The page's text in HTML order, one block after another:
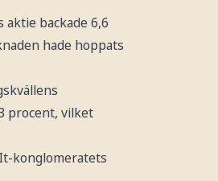
backade 6,6
hade hoppats
procent, vilket
konglomeratets